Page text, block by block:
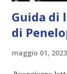
Guida di
di
maggio 01, 2023